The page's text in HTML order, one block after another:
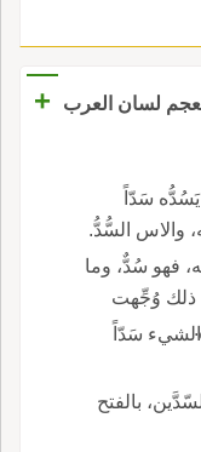
لسان العرب
+
يَسُدُّه سَدّاً
والاس السُّدُّ.
فهو سُدٌّ، وما
ذلك وُجِّهت
الشيء سَدّاً
بالفتح